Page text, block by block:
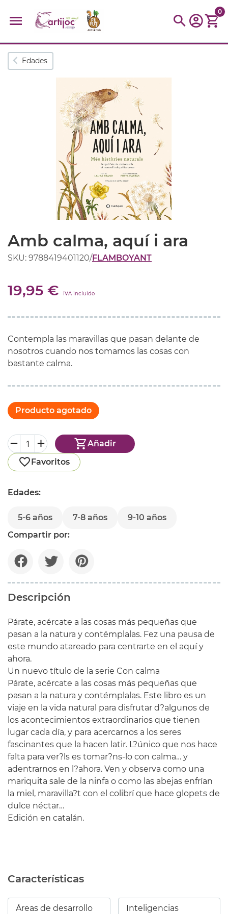
Búsquedas populares
Parchís Moulin
montessori
kidynight Puzzle
0
Edades
Amb calma, aquí i ara
SKU: 9788419401120/FLAMBOYANT
19,95 € IVA incluido
Contempla las maravillas que pasan delante de
nosotros cuando nos tomamos las cosas con
bastante calma.
Producto agotado
Añadir
Favoritos
Edades:
5-6 años 7-8 años
9-10 años
Compartir por:
Descripción
Párate, acércate a las cosas más pequeñas que
pasan a la natura y contémplalas. Fez una pausa de
este mundo atareado para centrarte en el aquí y
ahora.
Un nuevo título de la serie Con calma
Párate, acércate a las cosas más pequeñas que
pasan a la natura y contémplalas. Este libro es un
viaje en la vida natural para disfrutar d?algunos de
los acontecimientos extraordinarios que tienen
lugar cada día, y para acercarnos a los seres
fascinantes que la hacen latir. L?único que nos hace
falta para ver?ls es tomar?ns-lo con calma… y
adentrarnos en l?ahora. Ven y observa como una
mariquita sale de la ninfa o como las abejas enfrían
la miel, maravilla?t con el colibrí que hace glopets de
dulce néctar…
Edición en catalán.
Características
Áreas de desarrollo Inteligencias